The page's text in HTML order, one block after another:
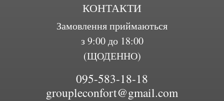
КОНТАКТИ
Замовлення приймаються
з 9:00 до 18:00
(ЩОДЕННО)
095-583-18-18
groupleconfort@gmail.com